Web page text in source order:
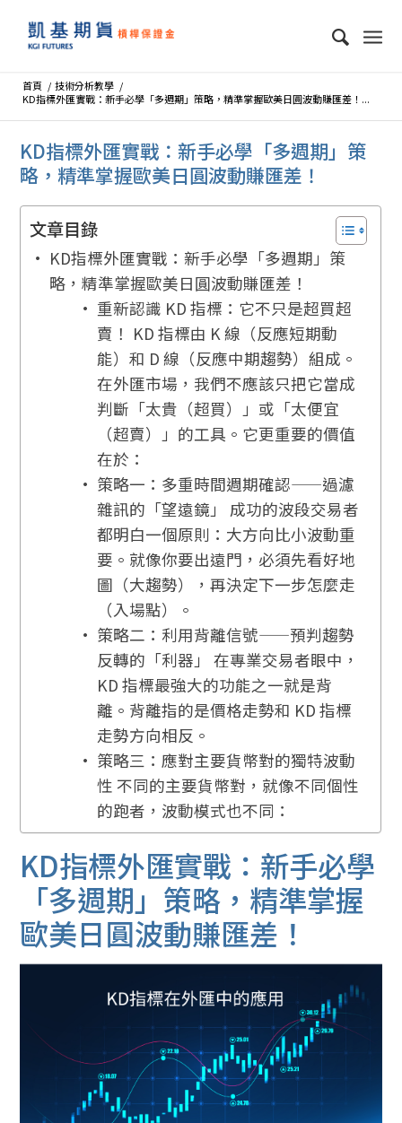
首頁 / 技術分析教學 /
KD指標外匯實戰：新手必學「多週期」策略，精準掌握歐美日圓波動賺匯差！...
KD指標外匯實戰：新手必學「多週期」策
略，精準掌握歐美日圓波動賺匯差！
文章目錄
KD指標外匯實戰：新手必學「多週期」策
略，精準掌握歐美日圓波動賺匯差！
重新認識 KD 指標：它不只是超買超
賣！ KD 指標由 K 線（反應短期動
能）和 D 線（反應中期趨勢）組成。
在外匯市場，我們不應該只把它當成
判斷「太貴（超買）」或「太便宜
（超賣）」的工具。它更重要的價值
在於：
策略一：多重時間週期確認——過濾
雜訊的「望遠鏡」 成功的波段交易者
都明白一個原則：大方向比小波動重
要。就像你要出遠門，必須先看好地
圖（大趨勢），再決定下一步怎麼走
（入場點）。
策略二：利用背離信號——預判趨勢
反轉的「利器」 在專業交易者眼中，
KD 指標最強大的功能之一就是背
離。背離指的是價格走勢和 KD 指標
走勢方向相反。
策略三：應對主要貨幣對的獨特波動
性 不同的主要貨幣對，就像不同個性
的跑者，波動模式也不同：
KD指標外匯實戰：新手必學
「多週期」策略，精準掌握
歐美日圓波動賺匯差！